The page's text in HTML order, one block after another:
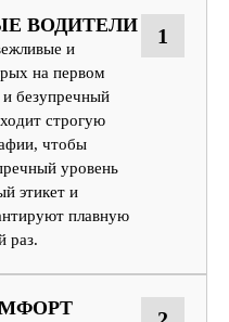
ВОДИТЕЛИ
и
на первом
безупречный
строгую
чтобы
уровень
этикет и
плавную
раз.
1